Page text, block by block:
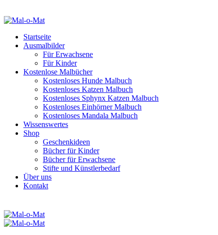
Startseite
Ausmalbilder
Für Erwachsene
Für Kinder
Kostenlose Malbücher
Kostenloses Hunde Malbuch
Kostenloses Katzen Malbuch
Kostenloses Sphynx Katzen Malbuch
Kostenloses Einhörner Malbuch
Kostenloses Mandala Malbuch
Wissenswertes
Shop
Geschenkideen
Bücher für Kinder
Bücher für Erwachsene
Stifte und Künstlerbedarf
Über uns
Kontakt